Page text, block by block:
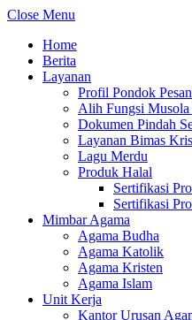
Close Menu
Home
Berita
Layanan
Profil Pondok
Alih Fungsi
Dokumen Pindah
Layanan Bimas
Lagu Merdu
Produk Halal
Sertifikasi
Sertifikasi
Mimbar Agama
Agama Budha
Agama Katolik
Agama Kristen
Agama Islam
Unit Kerja
Kantor Urusan